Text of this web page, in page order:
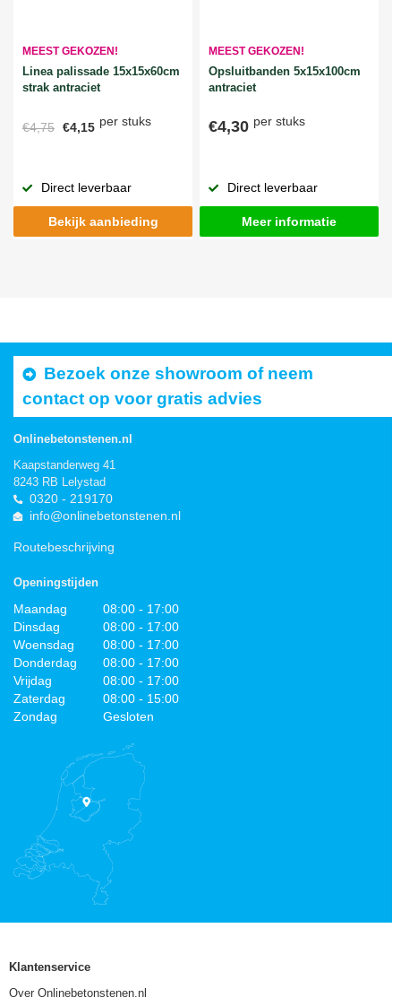
MEEST GEKOZEN!
Linea palissade 15x15x60cm
strak antraciet
€4,75 €4,15 per stuks
Direct leverbaar
Bekijk aanbieding
MEEST GEKOZEN!
Opsluitbanden 5x15x100cm
antraciet
€4,30 per stuks
Direct leverbaar
Meer informatie
Bezoek onze showroom of neem
contact op voor gratis advies
Onlinebetonstenen.nl
Kaapstanderweg 41
8243 RB Lelystad
0320 - 219170
info@onlinebetonstenen.nl
Routebeschrijving
Openingstijden
Maandag
08:00 - 17:00
Dinsdag
08:00 - 17:00
Woensdag
08:00 - 17:00
Donderdag
08:00 - 17:00
Vrijdag
08:00 - 17:00
Zaterdag
08:00 - 15:00
Zondag
Gesloten
Klantenservice
Over Onlinebetonstenen.nl